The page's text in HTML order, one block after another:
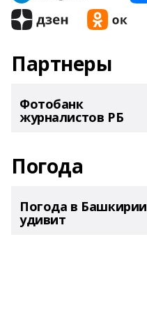
Партнеры
Фотобанк
журналистов РБ
Погода
Погода в Башкирии
удивит